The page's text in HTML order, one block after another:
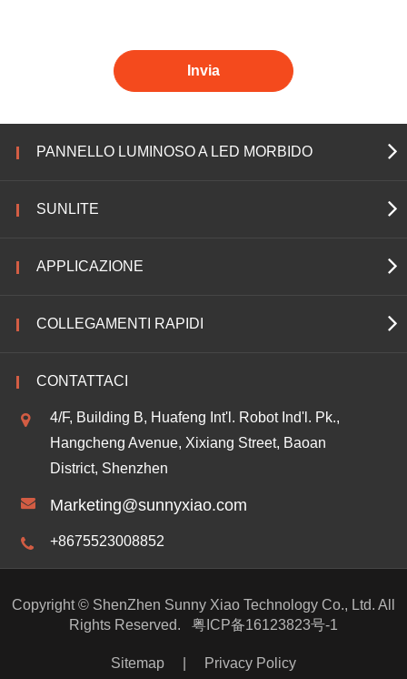
Invia
PANNELLO LUMINOSO A LED MORBIDO
SUNLITE
APPLICAZIONE
COLLEGAMENTI RAPIDI
CONTATTACI
4/F, Building B, Huafeng Int'l. Robot Ind'l. Pk.,
Hangcheng Avenue, Xixiang Street, Baoan
District, Shenzhen
Marketing@sunnyxiao.com
+8675523008852
Copyright © ShenZhen Sunny Xiao Technology Co., Ltd. All
Rights Reserved.
粤ICP备16123823号-1
Sitemap Privacy Policy